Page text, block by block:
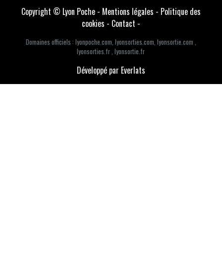
Copyright © Lyon Poche - Mentions légales - Politique des
cookies - Contact -
Domaines officiels : lyonpoche.com lyonsorties.com lyonsortie.com
lyonsorties.fr ,lyonsortie.fr
Développé par Everlats